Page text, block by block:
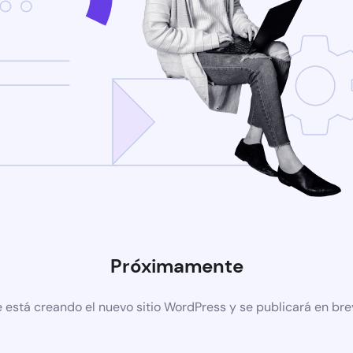
Próximamente
está creando el nuevo sitio WordPress y se publicará en